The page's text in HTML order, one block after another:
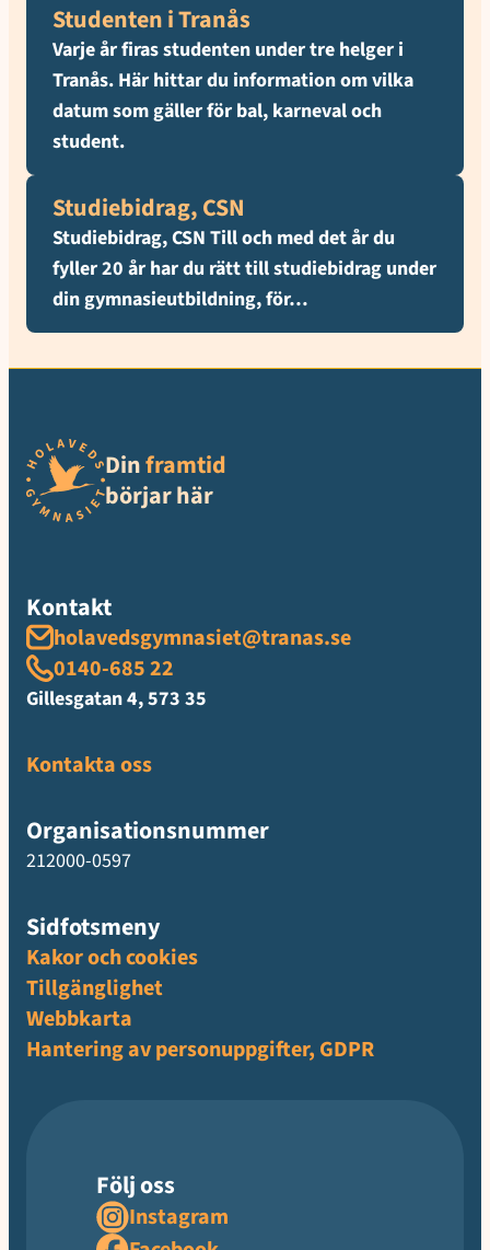
Studenten i Tranås
Varje år firas studenten under tre helger i
Tranås. Här hittar du information om vilka
datum som gäller för bal, karneval och
student.
Studiebidrag, CSN
Studiebidrag, CSN Till och med det år du
fyller 20 år har du rätt till studiebidrag under
din gymnasieutbildning, för…
Dinframtid
börjar här
Kontakt
holavedsgymnasiet@tranas.se
0140-685 22
Gillesgatan 4, 573 35
Kontakta oss
Organisationsnummer
212000-0597
Sidfotsmeny
Kakor och cookies
Tillgänglighet
Webbkarta
Hantering av personuppgifter, GDPR
Följ oss
Instagram